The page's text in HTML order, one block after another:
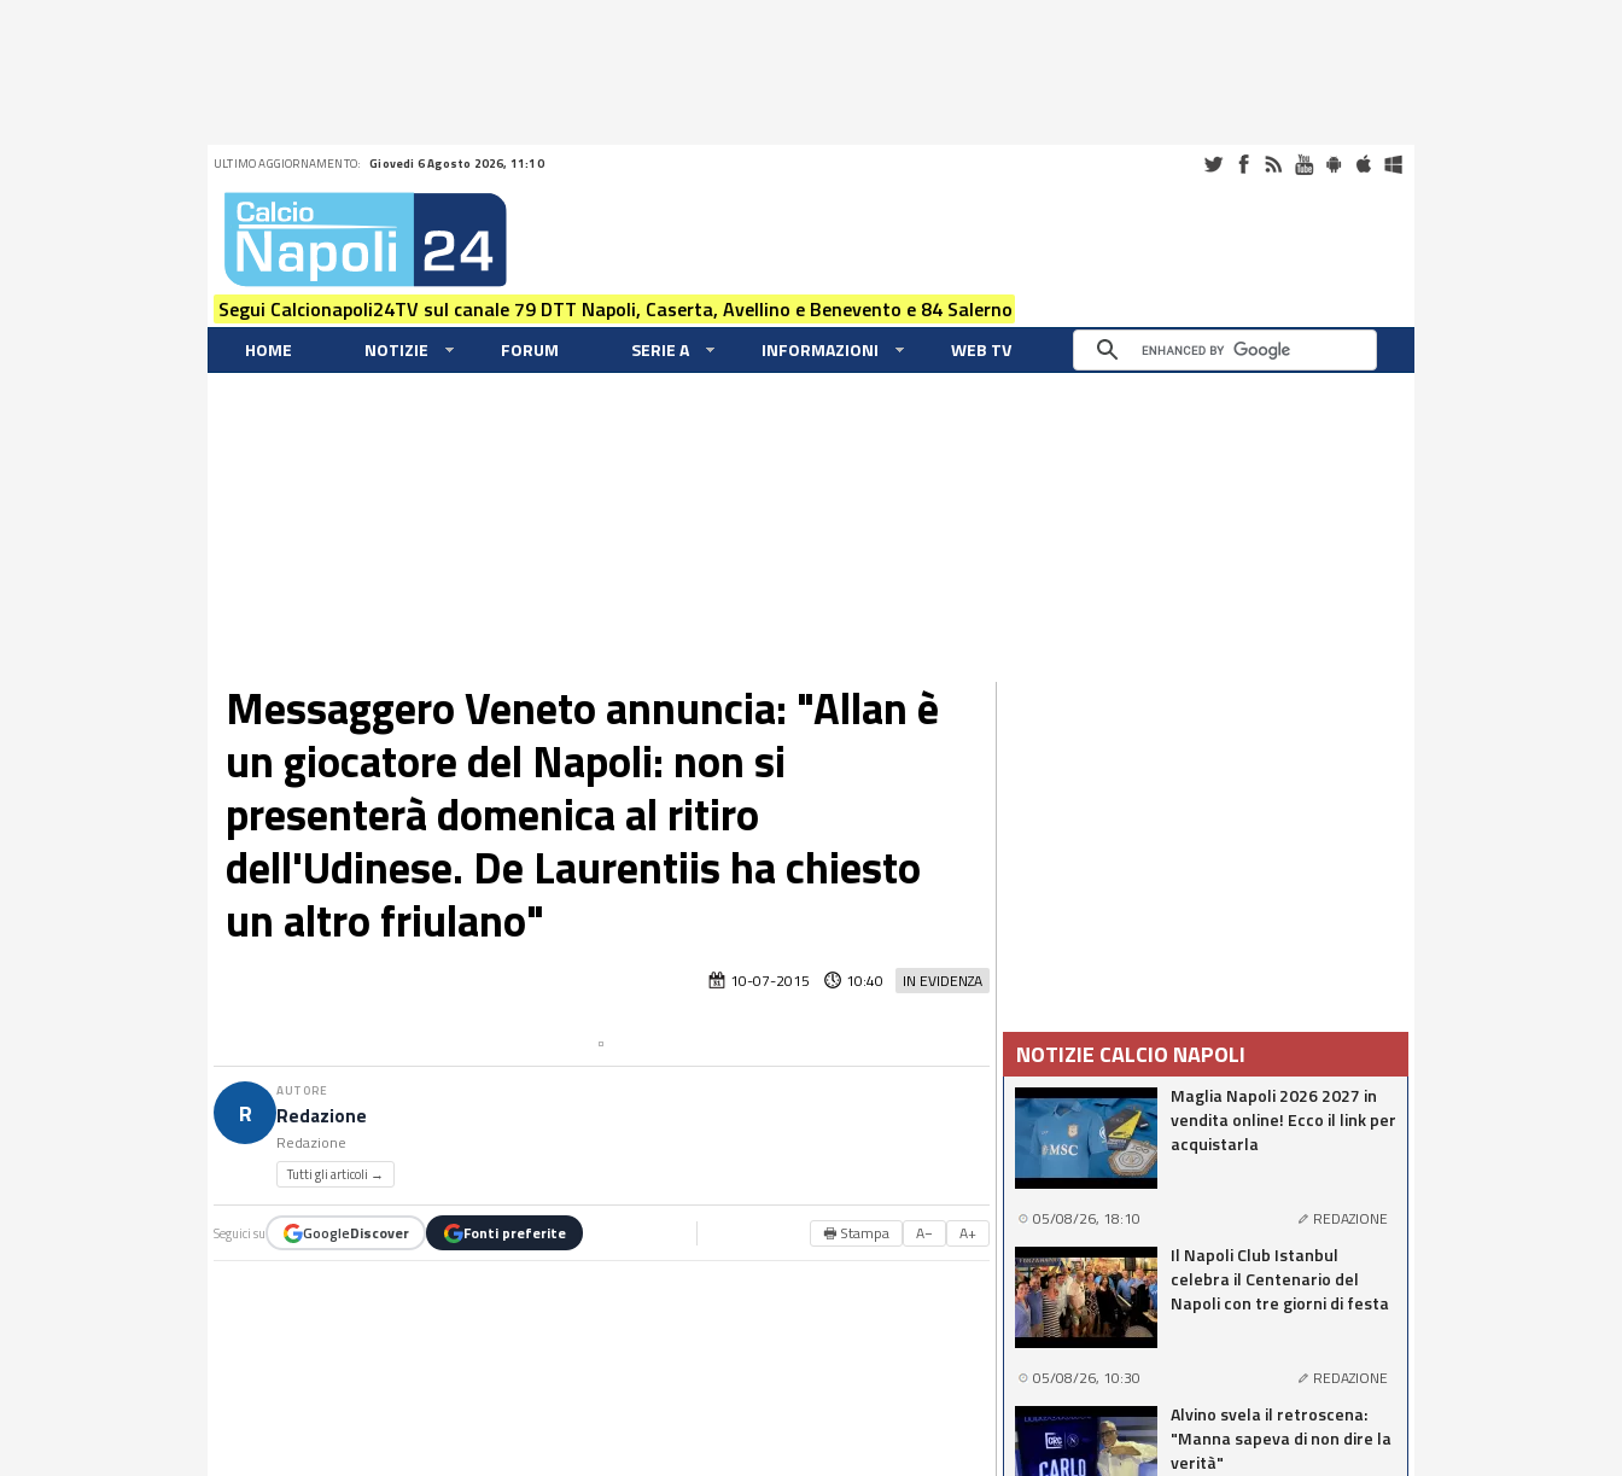
ULTIMO AGGIORNAMENTO: Giovedi 6 Agosto 2026, 11:10
Segui Calcionapoli24TV sul canale 79 DTT Napoli, Caserta, Avellino e Benevento e 84 Salerno
HOME NOTIZIE FORUM SERIE A INFORMAZIONI WEB TV
Messaggero Veneto annuncia: "Allan è
un giocatore del Napoli: non si
presenterà domenica al ritiro
dell'Udinese. De Laurentiis ha chiesto
un altro friulano"
IN EVIDENZA
10-07-2015 10:40
R
AUTORE
Redazione
Redazione
Tutti gli articoli →
Seguici su GoogleDiscover Fonti preferite 🖶 Stampa A− A+
NOTIZIE CALCIO NAPOLI
Maglia Napoli 2026 2027 in
vendita online! Ecco il link per
acquistarla
05/08/26, 18:10 REDAZIONE
Il Napoli Club Istanbul
celebra il Centenario del
Napoli con tre giorni di festa
05/08/26, 10:30 REDAZIONE
Alvino svela il retroscena:
"Manna sapeva di non dire la
verità"